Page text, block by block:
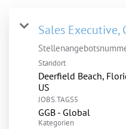
Sales Executive,
Standort
Deerfield Beach,
JOBS.TAGS5
GGB - Global
Kategorien